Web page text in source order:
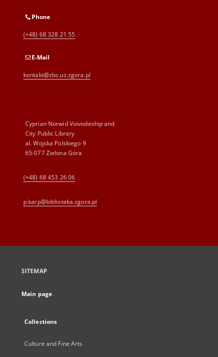
Phone
(+48) 68 328 21 55
E-Mail
kontakt@zbc.uz.zgora.pl
Cyprian Norwid Voivodeship and
City Public Library
al. Wojska Polskiego 9
65-077 Zielona Góra
(+48) 68 453 26 06
p.karp@biblioteka.zgora.pl
SITEMAP
Main page
Collections
Culture and Fine Arts